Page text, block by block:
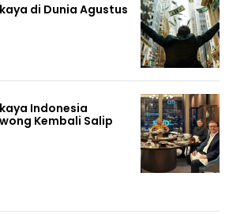
di Dunia Agustus
Indonesia
Kembali Salip